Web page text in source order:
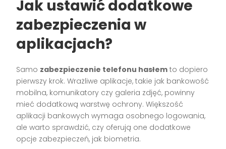
Jak ustawić dodatkowe
zabezpieczenia w
aplikacjach?
Samo zabezpieczenie telefonu hasłem to dopiero
pierwszy krok. Wrażliwe aplikacje, takie jak bankowość
mobilna, komunikatory czy galeria zdjęć, powinny
mieć dodatkową warstwę ochrony. Większość
aplikacji bankowych wymaga osobnego logowania,
ale warto sprawdzić, czy oferują one dodatkowe
opcje zabezpieczeń, jak biometria.